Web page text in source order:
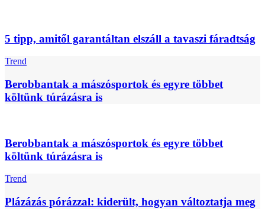
5 tipp, amitől garantáltan elszáll a tavaszi fáradtság
Trend
Berobbantak a mászósportok és egyre többet
költünk túrázásra is
Berobbantak a mászósportok és egyre többet
költünk túrázásra is
Trend
Plázázás pórázzal: kiderült, hogyan változtatja meg